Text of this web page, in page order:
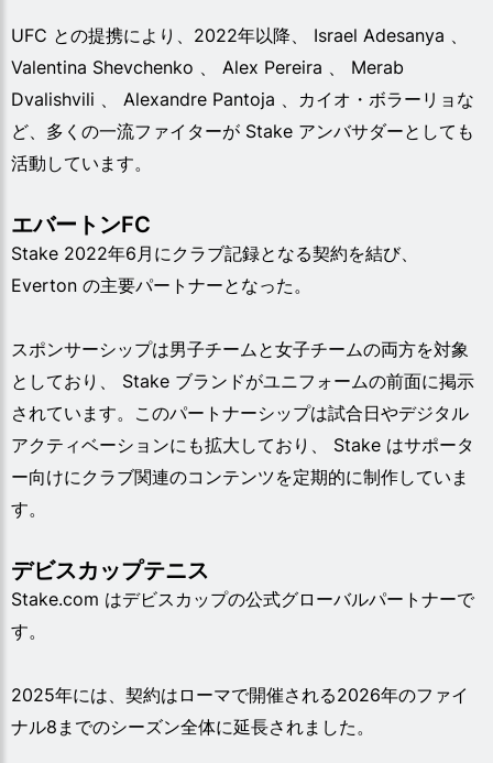
UFC との提携により、2022年以降、 Israel Adesanya 、
Valentina Shevchenko 、 Alex Pereira 、 Merab
Dvalishvili 、 Alexandre Pantoja 、カイオ・ボラーリョな
ど、多くの一流ファイターが Stake アンバサダーとしても
活動しています。
エバートンFC
Stake 2022年6月にクラブ記録となる契約を結び、
Everton の主要パートナーとなった。
スポンサーシップは男子チームと女子チームの両方を対象
としており、 Stake ブランドがユニフォームの前面に掲示
されています。このパートナーシップは試合日やデジタル
アクティベーションにも拡大しており、 Stake はサポータ
ー向けにクラブ関連のコンテンツを定期的に制作していま
す。
デビスカップテニス
Stake.com はデビスカップの公式グローバルパートナーで
す。
2025年には、契約はローマで開催される2026年のファイ
ナル8までのシーズン全体に延長されました。